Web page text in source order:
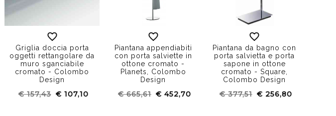
Griglia doccia porta
oggetti rettangolare da
muro sganciabile
cromato - Colombo
Design
€ 157,43 € 107,10
Piantana appendiabiti
con porta salviette in
ottone cromato -
Planets, Colombo
Design
€ 665,61 € 452,70
Piantana da bagno con
porta salvietta e porta
sapone in ottone
cromato - Square,
Colombo Design
€ 377,51 € 256,80